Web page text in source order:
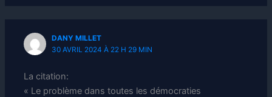
DANY MILLET
30 AVRIL 2024 À 22 H 29 MIN
La citation:
« Le problème dans toutes les démocraties